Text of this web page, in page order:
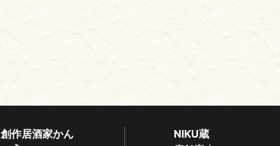
創作居酒家かん
NIKU蔵